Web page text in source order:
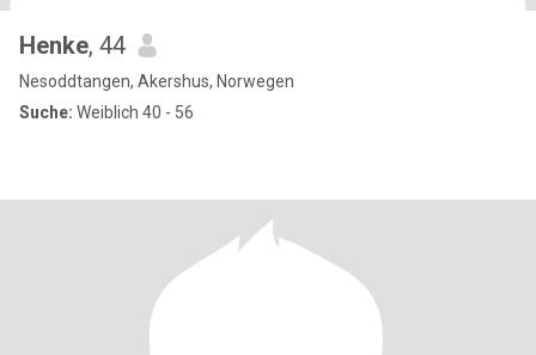
Henke, 44
Nesoddtangen, Akershus, Norwegen
Suche: Weiblich 40 - 56